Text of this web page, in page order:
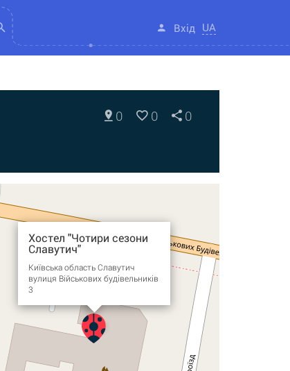
Вхід UA
0 0 0
Хостел "Чотири сезони
Славутич"
Київська область Славутич
вулиця Військових будівельників
3